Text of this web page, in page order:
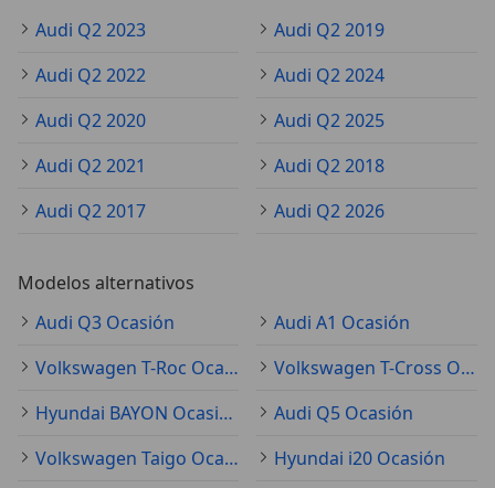
Audi Q2 2023
Audi Q2 2019
Audi Q2 2022
Audi Q2 2024
Audi Q2 2020
Audi Q2 2025
Audi Q2 2021
Audi Q2 2018
Audi Q2 2017
Audi Q2 2026
Modelos alternativos
Audi Q3 Ocasión
Audi A1 Ocasión
Volkswagen T-Roc Ocasión
Volkswagen T-Cross Ocasión
Hyundai BAYON Ocasión
Audi Q5 Ocasión
Volkswagen Taigo Ocasión
Hyundai i20 Ocasión